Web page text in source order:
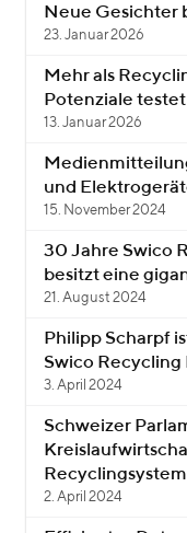
23. Januar 2026
Neue Gesichter
13. Januar 2026
Mehr als
Potenziale testet
15. November 2024
und
21. August 2024
30 Jahre Swico
besitzt eine
3. April 2024
Philipp Scharpf
Swico Recycling
2. April 2024
Schweizer